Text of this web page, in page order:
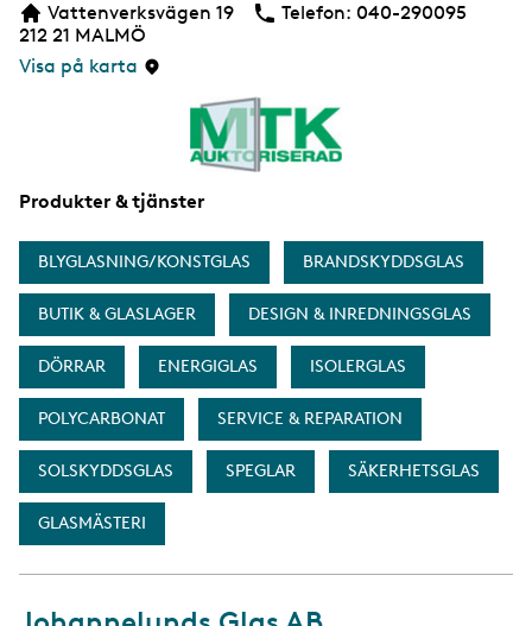
b
s
i
Vattenverksvägen 19
212 21 MALMÖ
Visa på karta
Telefon: Telefon
040-290095
Produkter & tjänster
BLYGLASNING/KONSTGLAS BRANDSKYDDSGLAS
BUTIK & GLASLAGER DESIGN & INREDNINGSGLAS
DÖRRAR ENERGIGLAS ISOLERGLAS
POLYCARBONAT SERVICE & REPARATION
SOLSKYDDSGLAS SPEGLAR SÄKERHETSGLAS
GLASMÄSTERI